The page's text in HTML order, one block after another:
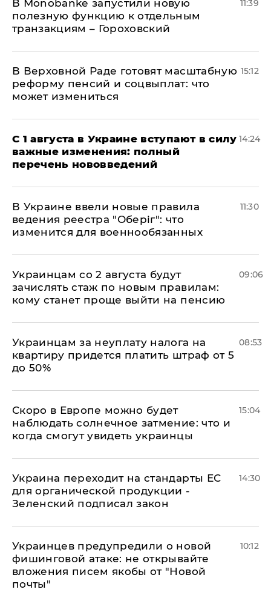
В Мonobankе запустили новую
полезную функцию к отдельным
транзакциям – Гороховский
11:39
В Верховной Раде готовят масштабную
реформу пенсий и соцвыплат: что
может измениться
15:12
С 1 августа в Украине вступают в силу
важные изменения: полный
перечень нововведений
14:24
В Украине ввели новые правила
ведения реестра "Оберіг": что
изменится для военнообязанных
11:30
Украинцам со 2 августа будут
зачислять стаж по новым правилам:
кому станет проще выйти на пенсию
09:06
Украинцам за неуплату налога на
квартиру придется платить штраф от 5
до 50%
08:53
Скоро в Европе можно будет
наблюдать солнечное затмение: что и
когда смогут увидеть украинцы
15:04
Украина переходит на стандарты ЕС
для органической продукции -
Зеленский подписал закон
14:30
Украинцев предупредили о новой
фишинговой атаке: не открывайте
вложения писем якобы от "Новой
почты"
10:12